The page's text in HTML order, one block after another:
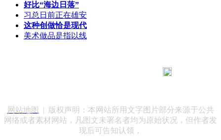
好比“海边日落”
习总日前正在雄安
这种创做恰是现代
美术做品是指以线
网站地图
| 版权声明：本网站所用文字图片部分来源于公共
网络或者素材网站，凡图文未署名者均为原始状况，但作者发
现后可告知认领，